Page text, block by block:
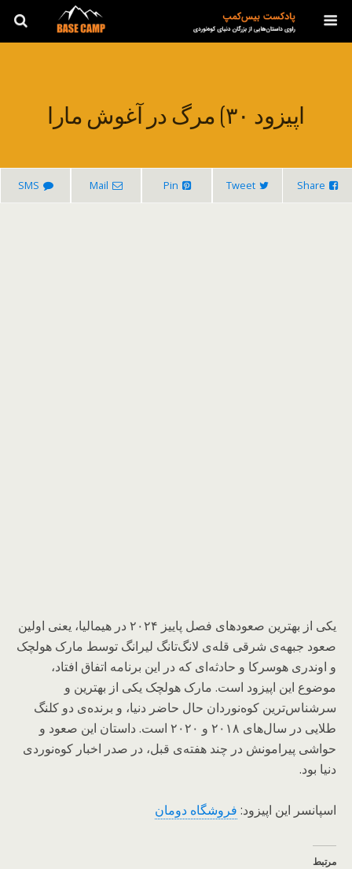
اپیزود ۳۰) مرگ در آغوش مارا
Share
Tweet
Pin
Mail
SMS
یکی از بهترین صعودهای فصل پاییز ۲۰۲۴ در هیمالیا، یعنی اولین
صعود جبهه‌ی شرقی قله‌ی لانگ‌تانگ لیرانگ توسط مارک هولچک
و اوندری هوسرکا و حادثه‌ای که در این برنامه اتفاق افتاد،
موضوع این اپیزود است. مارک هولچک یکی از بهترین و
سرشناس‌ترین کوه‌نوردان حال حاضر دنیا، و برنده‌ی دو کلنگ
طلایی در سال‌های ۲۰۱۸ و ۲۰۲۰ است. داستان این صعود و
حواشی پیرامونش در چند هفته‌ی قبل، در صدر اخبار کوه‌نوردی
دنیا بود.
اسپانسر این اپیزود: فروشگاه دومان
مرتبط